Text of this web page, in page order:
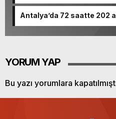
Antalya’da 72 saatte 202
YORUM YAP
Bu yazı yorumlara